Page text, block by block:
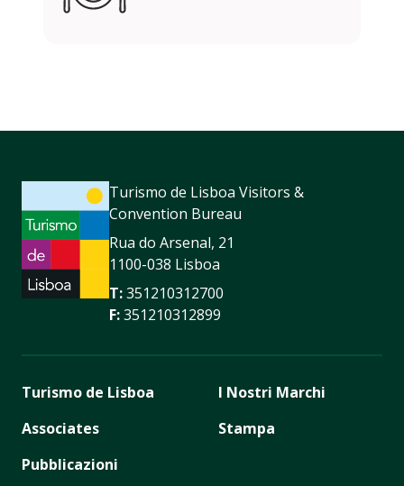
Turismo de Lisboa Visitors &
Convention Bureau
Rua do Arsenal, 21
1100-038 Lisboa
T:351210312700
F:351210312899
Turismo de Lisboa
Associates
Pubblicazioni
I Nostri Marchi
Stampa